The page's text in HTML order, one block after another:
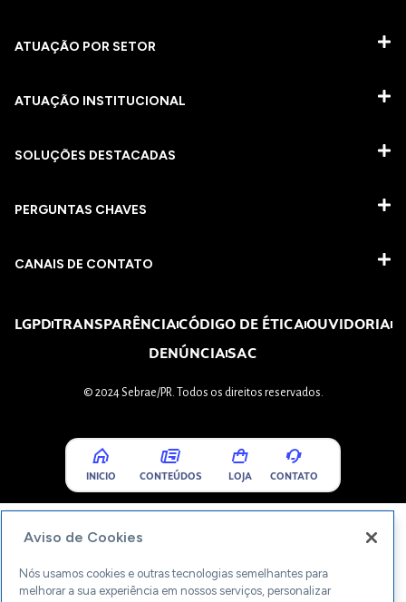
ATUAÇÃO POR SETOR
ATUAÇÃO INSTITUCIONAL
SOLUÇÕES DESTACADAS
PERGUNTAS CHAVES​
CANAIS DE CONTATO
LGPDTRANSPARÊNCIACÓDIGO DE ÉTICAOUVIDORIA
DENÚNCIASAC
© 2024 Sebrae/PR. Todos os direitos reservados.
INICIO CONTEÚDOS LOJA CONTATO
Aviso de Cookies
Nós usamos cookies e outras tecnologias semelhantes para
melhorar a sua experiência em nossos serviços, personalizar